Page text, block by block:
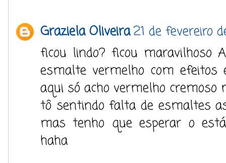
Graziela Oliveira21 de fevereiro
ficou lindo? ficou maravilhoso
esmalte vermelho com efeitos
aqui só acho vermelho cremoso
tô sentindo falta de esmaltes
mas tenho que esperar o
haha